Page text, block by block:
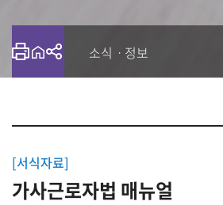
소식ㆍ정보
[서식자료]
가사근로자법 매뉴얼